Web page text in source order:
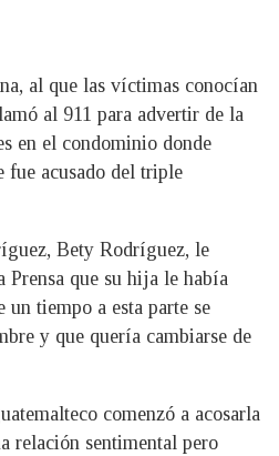
al que las víctimas conocían
al 911 para advertir de la
en el condominio donde
fue acusado del triple
Bety Rodríguez, le
que su hija le había
tiempo a esta parte se
y que quería cambiarse de
comenzó a acosarla
relación sentimental pero